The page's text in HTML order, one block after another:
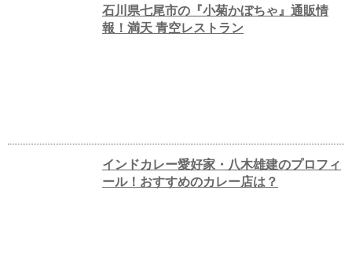
石川県七尾市の『小菊かぼちゃ』通販情
報！満天 青空レストラン
インドカレー愛好家・八木雄建のプロフィ
ール！おすすめのカレー店は？